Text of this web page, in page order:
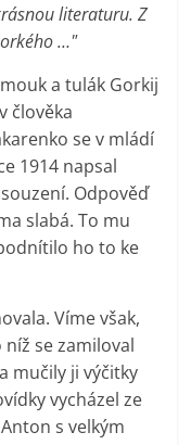
literaturu. Z
…"
a tulák Gorkij
člověka
se v mládí
1914 napsal
Odpověď
slabá. To mu
ho to ke
Víme však,
se zamiloval
mučily ji výčitky
vycházel ze
s velkým